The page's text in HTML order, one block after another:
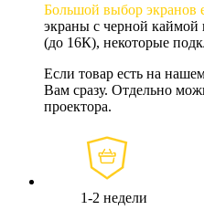
Большой выбор экранов
экраны с черной каймой
(до 16К), некоторые
Если товар есть на
Вам сразу. Отдельно
проектора.
1-2 недели